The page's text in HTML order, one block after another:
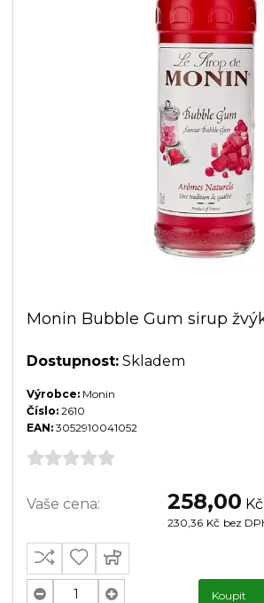
Monin Bubble Gum sirup
Dostupnost: Skladem
Výrobce: Monin
Číslo: 2610
EAN: 3052910041052
Vaše cena: 258,00 Kč
230,36 Kč bez
Koupit